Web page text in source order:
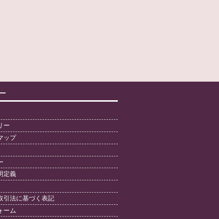
ー
ップ
定義
引法に基づく表記
ーム